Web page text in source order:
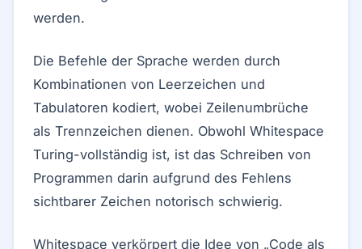
werden.
Die Befehle der Sprache werden durch
Kombinationen von Leerzeichen und
Tabulatoren kodiert, wobei Zeilenumbrüche
als Trennzeichen dienen. Obwohl Whitespace
Turing-vollständig ist, ist das Schreiben von
Programmen darin aufgrund des Fehlens
sichtbarer Zeichen notorisch schwierig.
Whitespace verkörpert die Idee von „Code als